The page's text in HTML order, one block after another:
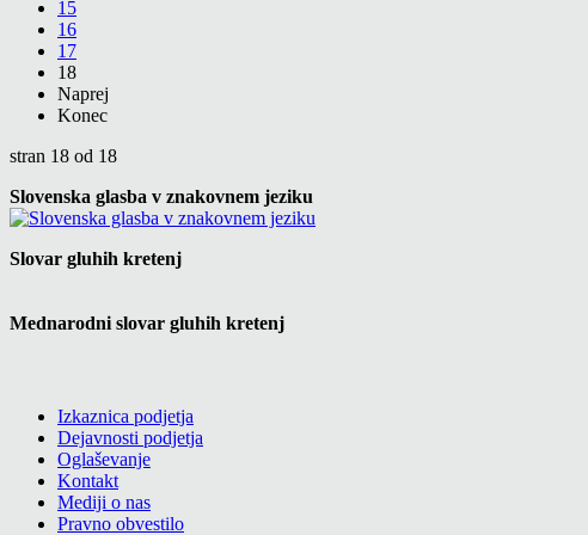
15
16
17
18
Naprej
Konec
stran 18 od 18
Slovenska glasba v znakovnem jeziku
Slovar gluhih kretenj
Mednarodni slovar gluhih kretenj
Izkaznica podjetja
Dejavnosti podjetja
Oglaševanje
Kontakt
Mediji o nas
Pravno obvestilo